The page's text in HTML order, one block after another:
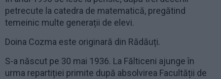
petrecute la catedra de matematică, pregătind
temeinic multe generații de elevi.
Doina Cozma este originară din Rădăuți.
S-a născut pe 30 mai 1936. La Fălticeni ajunge în
urma repartiției primite după absolvirea Facultății de